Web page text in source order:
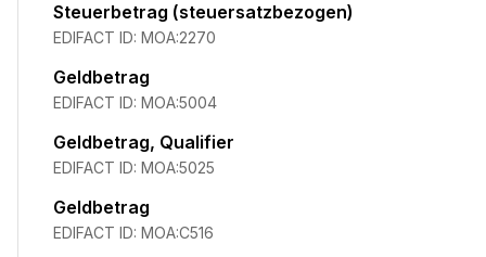
Steuerbetrag (steuersatzbezogen)
EDIFACT ID: MOA:2270
Geldbetrag
EDIFACT ID: MOA:5004
Geldbetrag, Qualifier
EDIFACT ID: MOA:5025
Geldbetrag
EDIFACT ID: MOA:C516